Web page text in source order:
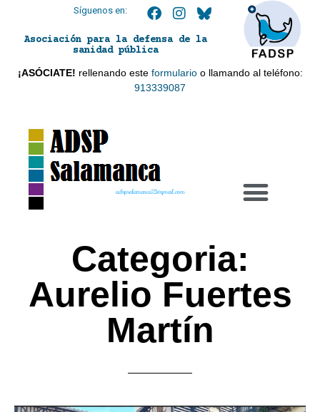
Síguenos en:
Asociación para la defensa de la
sanidad pública
¡ASÓCIATE! rellenando este formularioo llamando al teléfono:
913339087
adspsalamanca21@gmail.com
Categoria:
Aurelio Fuertes
Martín